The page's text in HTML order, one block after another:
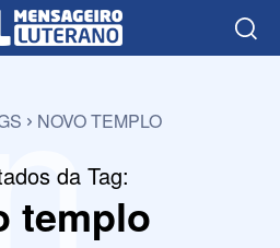
NOVO TEMPLO
da Tag:
templo